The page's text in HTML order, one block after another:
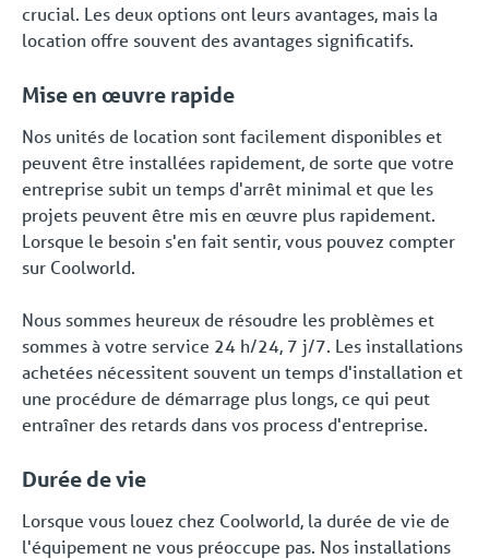
crucial. Les deux options ont leurs avantages, mais la
location offre souvent des avantages significatifs.
Mise en œuvre rapide
Nos unités de location sont facilement disponibles et
peuvent être installées rapidement, de sorte que votre
entreprise subit un temps d'arrêt minimal et que les
projets peuvent être mis en œuvre plus rapidement.
Lorsque le besoin s'en fait sentir, vous pouvez compter
sur Coolworld.
Nous sommes heureux de résoudre les problèmes et
sommes à votre service 24 h/24, 7 j/7. Les installations
achetées nécessitent souvent un temps d'installation et
une procédure de démarrage plus longs, ce qui peut
entraîner des retards dans vos process d'entreprise.
Durée de vie
Lorsque vous louez chez Coolworld, la durée de vie de
l'équipement ne vous préoccupe pas. Nos installations